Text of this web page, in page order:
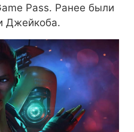
Pass. Ранее были
Джейкоба.